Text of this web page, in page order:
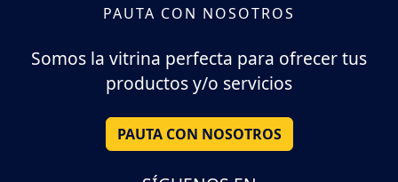
PAUTA CON NOSOTROS
Somos la vitrina perfecta para ofrecer tus
productos y/o servicios
PAUTA CON NOSOTROS